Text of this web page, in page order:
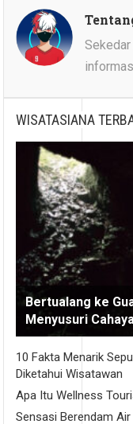
WISATASIANA
Bertualang ke
Menyusuri
10 Fakta Menarik
Diketahui Wisatawan
Apa Itu Wellness
Sensasi Berendam